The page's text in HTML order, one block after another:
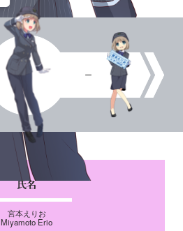
氏名
宮本えりお
Miyamoto Erio